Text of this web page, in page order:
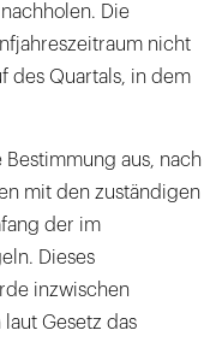
Die
nicht
des Quartals, in dem
aus, nach
mit den zuständigen
der im
Dieses
inzwischen
Gesetz das